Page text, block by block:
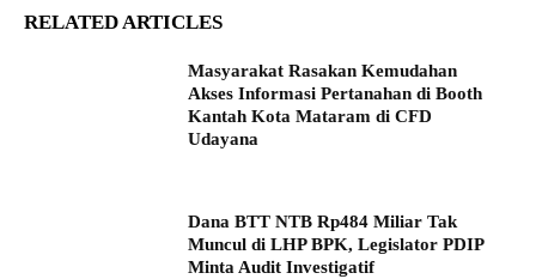
RELATED ARTICLES
Masyarakat Rasakan Kemudahan
Akses Informasi Pertanahan di Booth
Kantah Kota Mataram di CFD
Udayana
Dana BTT NTB Rp484 Miliar Tak
Muncul di LHP BPK, Legislator PDIP
Minta Audit Investigatif